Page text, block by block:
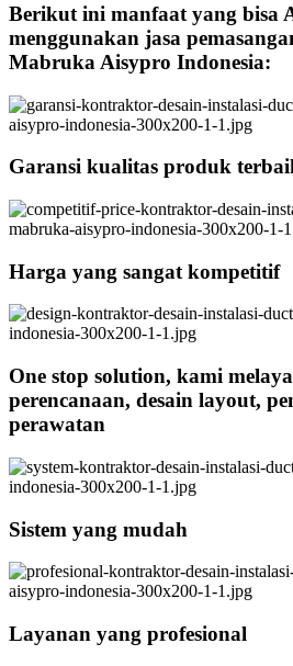
Berikut ini manfaat yang bisa
menggunakan jasa
Mabruka Aisypro Indonesia:
Garansi kualitas produk
Harga yang sangat kompetitif
One stop solution, kami
perencanaan, desain layout,
perawatan
Sistem yang mudah
Layanan yang profesional